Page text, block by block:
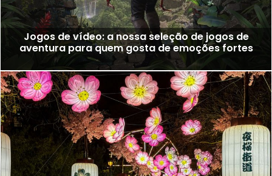
Jogos de vídeo: a nossa seleção de jogos de
aventura para quem gosta de emoções fortes